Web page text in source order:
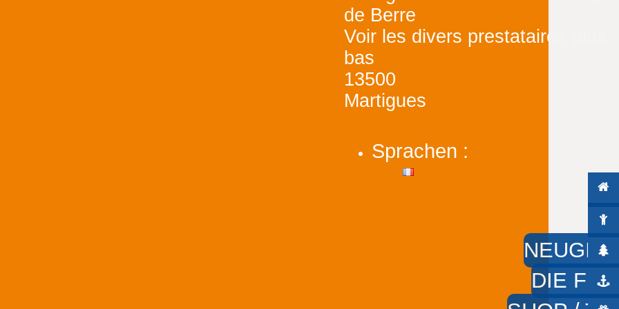
DIE
de Berre
Voir les divers prestataires plus
bas
13500
Martigues
Sprachen :